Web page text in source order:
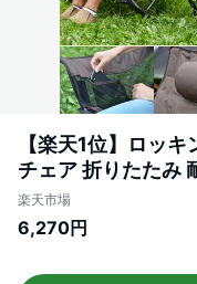
【楽天1位】ロッ
チェア 折りたたみ
アチェア 軽量 椅子
り畳み チェア アー
ンダ いす
楽天市場
6,270円